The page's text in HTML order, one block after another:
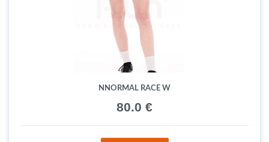
NNORMAL RACE W
80.0 €